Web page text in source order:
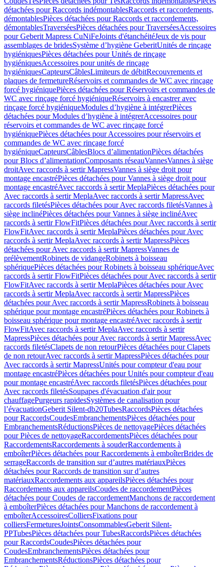
détachées pour Raccords indémontablesRaccords et raccordements,
démontablesPièces détachées pour Raccords et raccordements,
démontablesTraverséesPièces détachées pour TraverséesAccessoires
pour Geberit Mapress CuNiFeJoints d'étanchéitéJeux de vis pour
assemblages de bridesSystème d’hygiène GeberitUnités de rinçage
hygiéniquesPièces détachées pour Unités de rinçage
hygiéniquesAccessoires pour unités de rinçage
hygiéniquesCapteursCâblesLimiteurs de débitRecouvrements et
plaques de fermetureRéservoirs et commandes de WC avec rinçage
forcé hygiéniquePièces détachées pour Réservoirs et commandes de
WC avec rinçage forcé hygiéniqueRéservoirs à encastrer avec
rinçage forcé hygiéniqueModules d’hygiène à intégrerPièces
détachées pour Modules d’hygiène à intégrerAccessoires pour
réservoirs et commandes de WC avec rinçage forcé
hygiéniquePièces détachées pour Accessoires pour réservoirs et
commandes de WC avec rinçage forcé
hygiéniqueCapteursCâblesBlocs d’alimentationPièces détachées
pour Blocs d’alimentationComposants réseauVannesVannes à siège
droitAvec raccords à sertir MapressVannes à siège droit pour
montage encastréPièces détachées pour Vannes à siège droit pour
montage encastréAvec raccords à sertir MeplaPièces détachées pour
Avec raccords à sertir MeplaAvec raccords à sertir MapressAvec
raccords filetésPièces détachées pour Avec raccords filetésVannes à
siège inclinéPièces détachées pour Vannes à siège inclinéAvec
raccords à sertir FlowFitPièces détachées pour Avec raccords à sertir
FlowFitAvec raccords à sertir MeplaPièces détachées pour Avec
raccords à sertir MeplaAvec raccords à sertir MapressPièces
détachées pour Avec raccords à sertir MapressVannes de
prélèvementRobinets de vidangeRobinets à boisseau
sphériquePièces détachées pour Robinets à boisseau sphériqueAvec
raccords à sertir FlowFitPièces détachées pour Avec raccords à sertir
FlowFitAvec raccords à sertir MeplaPièces détachées pour Avec
raccords à sertir MeplaAvec raccords à sertir MapressPièces
détachées pour Avec raccords à sertir MapressRobinets à boisseau
sphérique pour montage encastréPièces détachées pour Robinets à
boisseau sphérique pour montage encastréAvec raccords à sertir
FlowFitAvec raccords à sertir MeplaAvec raccords à sertir
MapressPièces détachées pour Avec raccords à sertir MapressAvec
raccords filetésClapets de non retourPièces détachées pour Clapets
de non retourAvec raccords à sertir MapressPièces détachées pour
Avec raccords à sertir MapressUnités pour compteur d'eau pour
montage encastréPièces détachées pour Unités pour compteur d'eau
pour montage encastréAvec raccords filetésPièces détachées pour
Avec raccords filetésSoupapes d'évacuation d'air pour
chauffagePurgeurs rapidesSystèmes de canalisation pour
l’évacuationGeberit Silent-db20TubesRaccordsPièces détachées
pour RaccordsCoudesEmbranchementsPièces détachées pour
EmbranchementsRéductionsPièces de nettoyagePièces détachées
pour Pièces de nettoyageRaccordementsPièces détachées pour
RaccordementsRaccordements à souderRaccordements à
emboîterPièces détachées pour Raccordements à emboîterBrides de
serrageRaccords de transition sur d’autres matériauxPièces
détachées pour Raccords de transition sur d’autres
matériauxRaccordements aux appareilsPièces détachées pour
Raccordements aux appareilsCoudes de raccordementPièces
détachées pour Coudes de raccordementManchons de raccordement
à emboîterPièces détachées pour Manchons de raccordement à
emboîterAccessoiresColliersFixations pour
colliersFermeturesJointsConsommablesGeberit Silent-
PPTubesPièces détachées pour TubesRaccordsPièces détachées
pour RaccordsCoudesPièces détachées pour
CoudesEmbranchementsPièces détachées pour
EmbranchementsRéductionsPièces détachées pour